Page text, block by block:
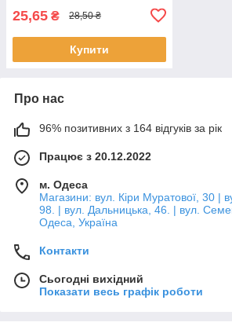
25,65 ₴ 28,50 ₴
Купити
Про нас
96% позитивних з 164 відгуків за рік
Працює з 20.12.2022
м. Одеса
Магазини: вул. Кіри Муратової, 30 |
98. | вул. Дальницька, 46. | вул.
Одеса, Україна
Контакти
Сьогодні вихідний
Показати весь графік роботи